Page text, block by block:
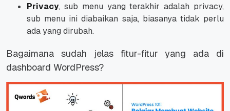
Privacy, sub menu yang terakhir adalah privacy,
sub menu ini diabaikan saja, biasanya tidak perlu
ada yang dirubah.
Bagaimana sudah jelas fitur-fitur yang ada di
dashboard WordPress?